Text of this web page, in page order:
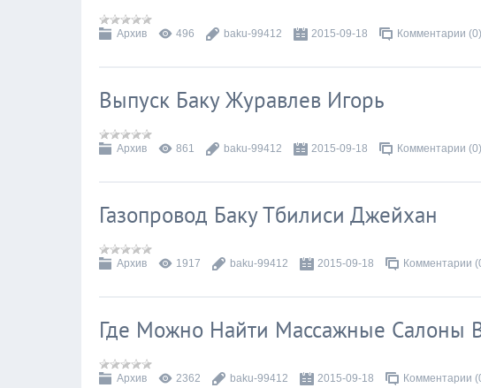
Архив 496 baku-99412 2015-09-18 Комментарии (0)
Выпуск Баку Журавлев Игорь
Архив 861 baku-99412 2015-09-18 Комментарии (0)
Газопровод Баку Тбилиси Джейхан
Архив 1917 baku-99412 2015-09-18 Комментарии
Где Можно Найти Массажные Салоны
Архив 2362 baku-99412 2015-09-18 Комментарии